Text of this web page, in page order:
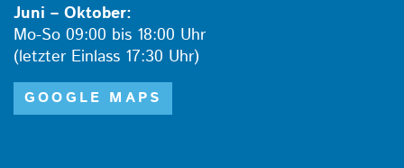
Juni – Oktober:
Mo-So 09:00 bis 18:00 Uhr
(letzter Einlass 17:30 Uhr)
GOOGLE MAPS